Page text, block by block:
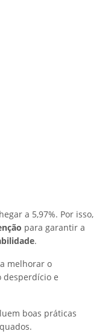
a 5,97%. Por isso,
para garantir a
.
melhorar o
desperdício e
boas práticas